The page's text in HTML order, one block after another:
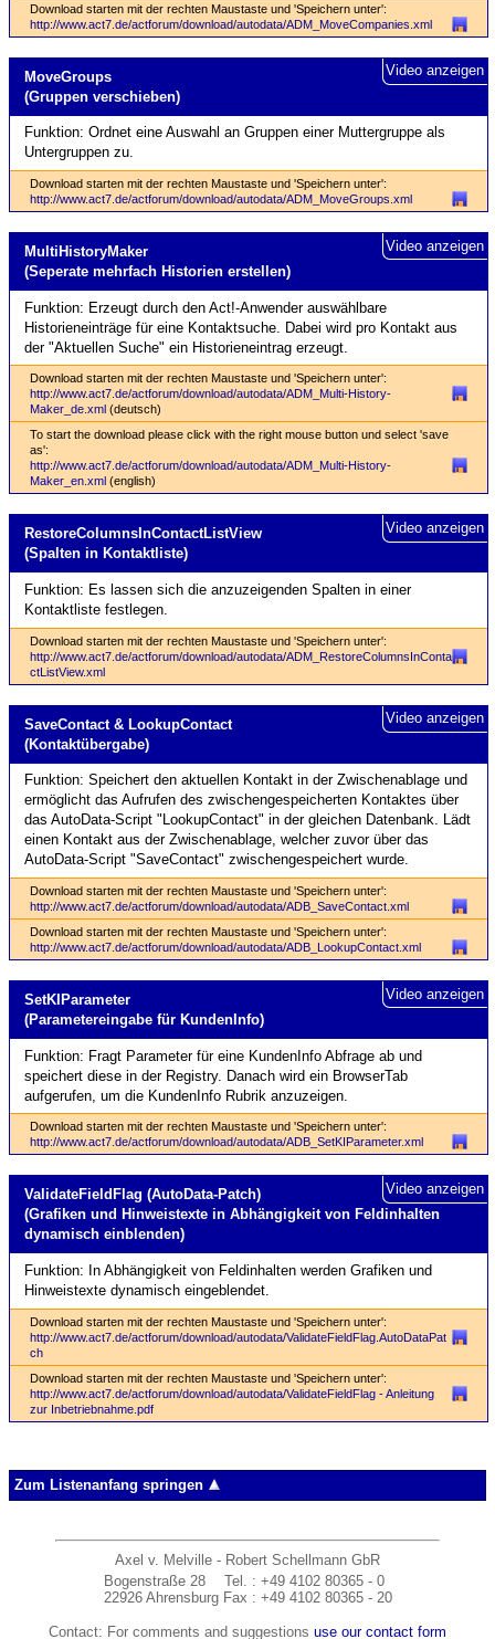
Download starten mit der rechten Maustaste und 'Speichern unter':
http://www.act7.de/actforum/download/autodata/ADM_MoveCompanies.xml
Video anzeigen
MoveGroups
(Gruppen verschieben)
Funktion: Ordnet eine Auswahl an Gruppen einer Muttergruppe als
Untergruppen zu.
Download starten mit der rechten Maustaste und 'Speichern unter':
http://www.act7.de/actforum/download/autodata/ADM_MoveGroups.xml
Video anzeigen
Multi­History­Maker
(Seperate mehrfach Historien erstellen)
Funktion: Erzeugt durch den Act!-Anwender auswählbare
Historieneinträge für eine Kontaktsuche. Dabei wird pro Kontakt aus
der "Aktuellen Suche" ein Historieneintrag erzeugt.
Download starten mit der rechten Maustaste und 'Speichern unter':
http://www.act7.de/actforum/download/autodata/ADM_Multi-History-
Maker_de.xml (deutsch)
To start the download please click with the right mouse button und select 'save
as':
http://www.act7.de/actforum/download/autodata/ADM_Multi-History-
Maker_en.xml (english)
Video anzeigen
Restore­Columns­In­Contact­ListView
(Spalten in Kontaktliste)
Funktion: Es lassen sich die anzuzeigenden Spalten in einer
Kontaktliste festlegen.
Download starten mit der rechten Maustaste und 'Speichern unter':
http://www.act7.de/actforum/download/autodata/ADM_RestoreColumnsInConta
ctListView.xml
Video anzeigen
Save­Contact & Lookup­Contact
(Kontaktübergabe)
Funktion: Speichert den aktuellen Kontakt in der Zwischenablage und
ermöglicht das Aufrufen des zwischengespeicherten Kontaktes über
das AutoData-Script "LookupContact" in der gleichen Datenbank. Lädt
einen Kontakt aus der Zwischenablage, welcher zuvor über das
AutoData-Script "SaveContact" zwischengespeichert wurde.
Download starten mit der rechten Maustaste und 'Speichern unter':
http://www.act7.de/actforum/download/autodata/ADB_SaveContact.xml
Download starten mit der rechten Maustaste und 'Speichern unter':
http://www.act7.de/actforum/download/autodata/ADB_LookupContact.xml
Video anzeigen
SetKI­Parameter
(Parameter­eingabe für KundenInfo)
Funktion: Fragt Parameter für eine KundenInfo Abfrage ab und
speichert diese in der Registry. Danach wird ein BrowserTab
aufgerufen, um die KundenInfo Rubrik anzuzeigen.
Download starten mit der rechten Maustaste und 'Speichern unter':
http://www.act7.de/actforum/download/autodata/ADB_SetKIParameter.xml
Video anzeigen
ValidateFieldFlag (AutoData-Patch)
(Grafiken und Hinweistexte in Abhängigkeit von Feldinhalten
dynamisch einblenden)
Funktion: In Abhängigkeit von Feldinhalten werden Grafiken und
Hinweistexte dynamisch eingeblendet.
Download starten mit der rechten Maustaste und 'Speichern unter':
http://www.act7.de/actforum/download/autodata/ValidateFieldFlag.AutoDataPat
ch
Download starten mit der rechten Maustaste und 'Speichern unter':
http://www.act7.de/actforum/download/autodata/ValidateFieldFlag - Anleitung
zur Inbetriebnahme.pdf
Zum Listenanfang springen
Axel v. Melville - Robert Schellmann GbR
Bogenstraße 28
22926 Ahrensburg
Tel.
Fax
: +49 4102 80365 - 0
: +49 4102 80365 - 20
Contact: For comments and suggestions use our contact form